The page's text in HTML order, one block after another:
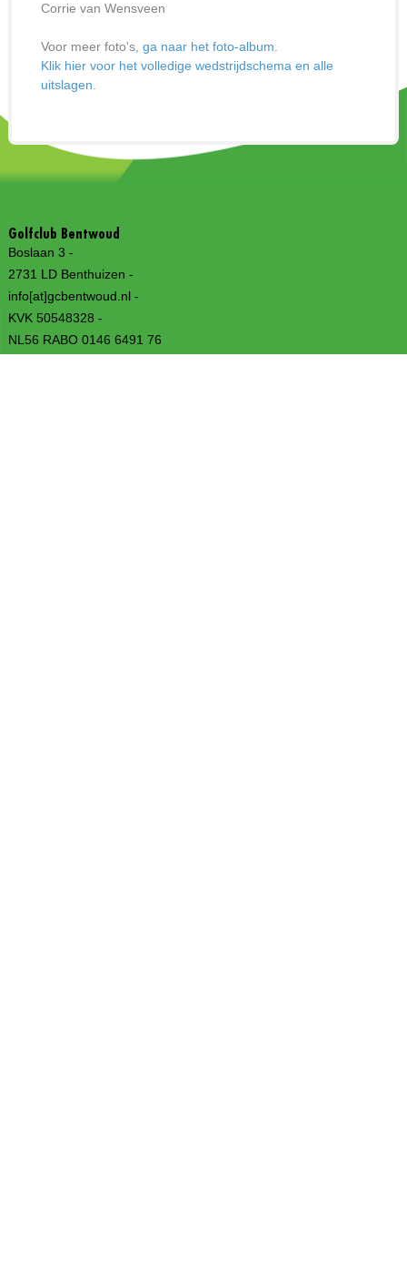
Corrie van Wensveen
Voor meer foto's, ga naar het foto-album
Klik hier voor het volledige wedstrijdschema en alle
uitslagen
Golfclub Bentwoud
Boslaan 3 -
2731 LD Benthuizen -
info[at]gcbentwoud.nl -
KVK 50548328 -
NL56 RABO 0146 6491 76